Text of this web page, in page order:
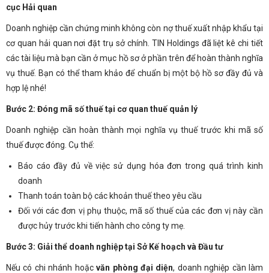
cục Hải quan
Doanh nghiệp cần chứng minh không còn nợ thuế xuất nhập khẩu tại
cơ quan hải quan nơi đặt trụ sở chính. TIN Holdings đã liệt kê chi tiết
các tài liệu mà bạn cần ở mục hồ sơ ở phần trên để hoàn thành nghĩa
vụ thuế. Bạn có thể tham khảo để chuẩn bị một bộ hồ sơ đầy đủ và
hợp lệ nhé!
Bước 2: Đóng mã số thuế tại cơ quan thuế quản lý
Doanh nghiệp cần hoàn thành mọi nghĩa vụ thuế trước khi mã số
thuế được đóng. Cụ thể:
Báo cáo đầy đủ về việc sử dụng hóa đơn trong quá trình kinh
doanh
Thanh toán toàn bộ các khoản thuế theo yêu cầu
Đối với các đơn vị phụ thuộc, mã số thuế của các đơn vị này cần
được hủy trước khi tiến hành cho công ty mẹ.
Bước 3: Giải thể doanh nghiệp tại Sở Kế hoạch và Đầu tư
Nếu có chi nhánh hoặcvăn phòng đại diện, doanh nghiệp cần làm